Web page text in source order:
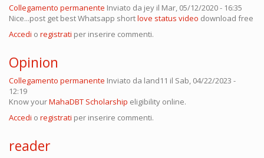
Collegamento permanente Inviato da jey il Mar, 05/12/2020 - 16:35
Nice...post get best Whatsapp shortlove status video download free
Accedi o registrati per inserire commenti.
Opinion
Collegamento permanente Inviato da land11 il Sab, 04/22/2023 -
12:19
Know yourMahaDBT Scholarship eligibility online.
Accedi o registrati per inserire commenti.
reader